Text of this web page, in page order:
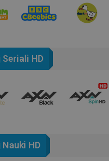
Seriali HD
HD